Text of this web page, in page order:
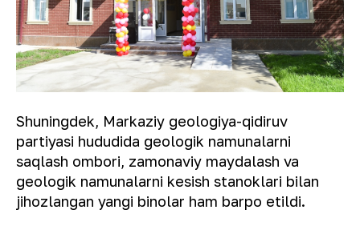
Shuningdek, Markaziy geologiya-qidiruv
partiyasi hududida geologik namunalarni
saqlash ombori, zamonaviy maydalash va
geologik namunalarni kesish stanoklari bilan
jihozlangan yangi binolar ham barpo etildi.